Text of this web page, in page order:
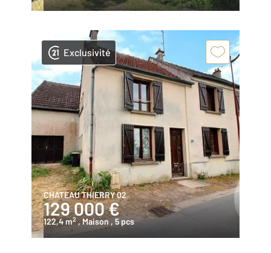
Exclusivité
CHATEAU THIERRY 02
129 000 €
122,4 m2 , Maison , 5 pcs